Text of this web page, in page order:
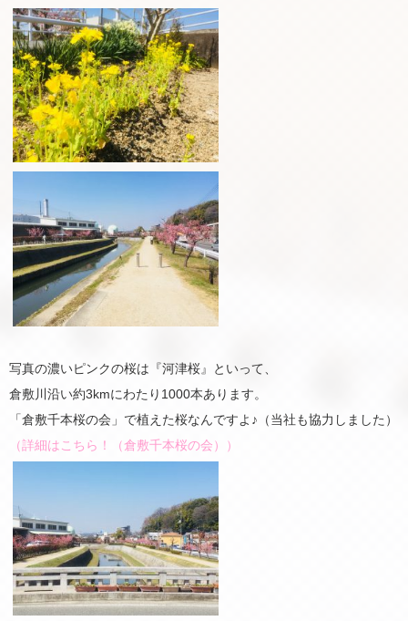
写真の濃いピンクの桜は『河津桜』といって、
倉敷川沿い約3kmにわたり1000本あります。
「倉敷千本桜の会」で植えた桜なんですよ♪（当社も協力しました）
（詳細はこちら！（倉敷千本桜の会））